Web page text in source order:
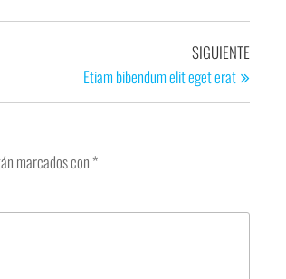
Entrada
siguiente
SIGUIENTE
Etiam bibendum elit eget erat
marcados con*